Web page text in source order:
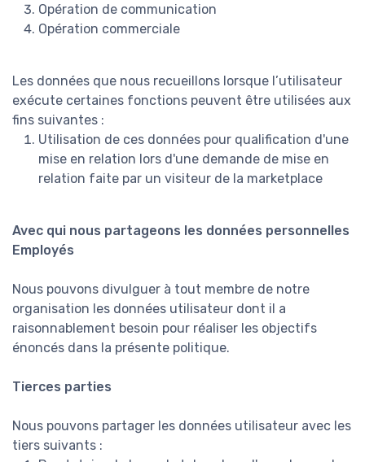
Opération de communication
Opération commerciale
Les données que nous recueillons lorsque l’utilisateur
exécute certaines fonctions peuvent être utilisées aux
fins suivantes :
Utilisation de ces données pour qualification d'une
mise en relation lors d'une demande de mise en
relation faite par un visiteur de la marketplace
Avec qui nous partageons les données personnelles
Employés
Nous pouvons divulguer à tout membre de notre
organisation les données utilisateur dont il a
raisonnablement besoin pour réaliser les objectifs
énoncés dans la présente politique.
Tierces parties
Nous pouvons partager les données utilisateur avec les
tiers suivants :